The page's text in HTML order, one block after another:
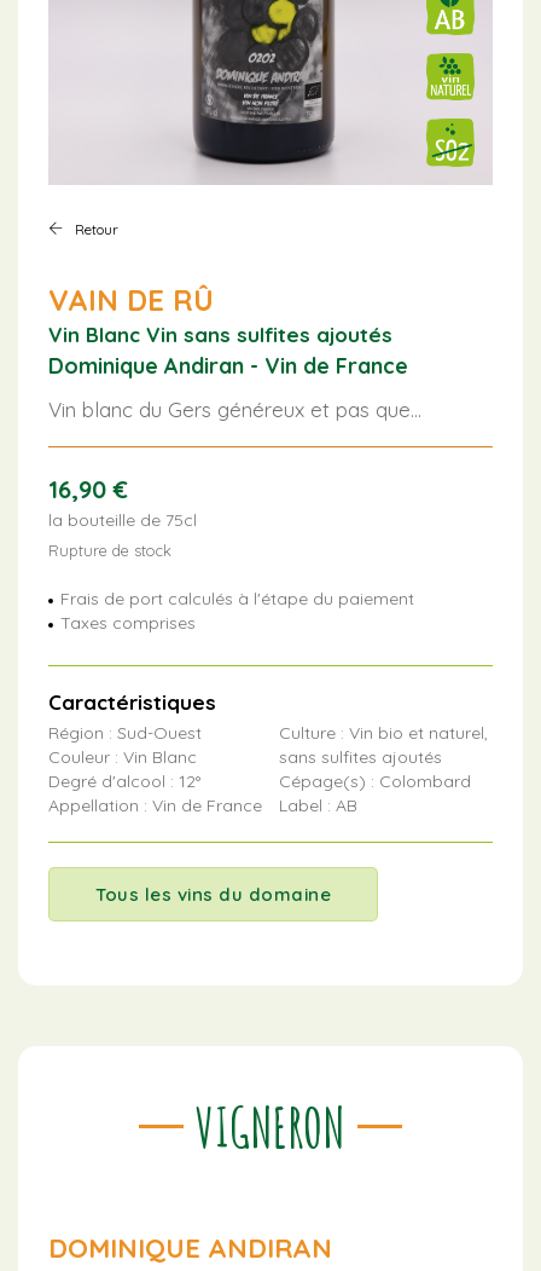
Retour
VAIN DE RÛ
Vin Blanc Vin sans sulfites ajoutés
Dominique Andiran - Vin de France
Vin blanc du Gers généreux et pas que…
16,90€
la bouteille de 75cl
Rupture de stock
Frais de port calculés à l'étape du paiement
Taxes comprises
Caractéristiques
Région : Sud-Ouest
Couleur : Vin Blanc
Degré d'alcool : 12°
Appellation : Vin de France
Culture : Vin bio et naturel,
sans sulfites ajoutés
Cépage(s) : Colombard
Label : AB
Tous les vins du domaine
VIGNERON
DOMINIQUE ANDIRAN